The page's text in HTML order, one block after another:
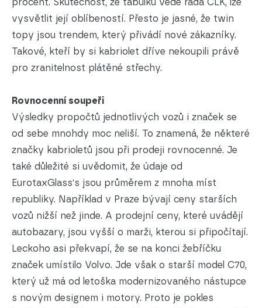
vysvětlit její oblíbeností. Přesto je jasné, že twin
topy jsou trendem, který přivádí nové zákazníky.
Takové, kteří by si kabriolet dříve nekoupili právě
pro zranitelnost plátěné střechy.
Rovnocenní soupeři
Výsledky propočtů jednotlivých vozů i značek se
od sebe mnohdy moc neliší. To znamená, že některé
značky kabrioletů jsou při prodeji rovnocenné. Je
také důležité si uvědomit, že údaje od
EurotaxGlass's jsou průměrem z mnoha míst
republiky. Například v Praze bývají ceny starších
vozů nižší než jinde. A prodejní ceny, které uvádějí
autobazary, jsou vyšší o marži, kterou si připočítají.
Leckoho asi překvapí, že se na konci žebříčku
značek umístilo Volvo. Jde však o starší model C70,
který už má od letoška modernizovaného nástupce
s novým designem i motory. Proto je pokles